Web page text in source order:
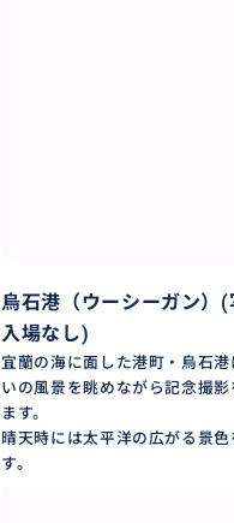
烏石港（ウーシーガン）
入場なし)
宜蘭の海に面した港町・烏石
いの風景を眺めながら記念撮
ます。
晴天時には太平洋の広がる景
す。